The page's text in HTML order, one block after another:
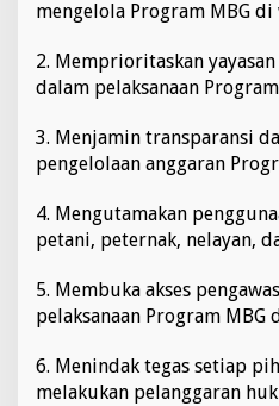
mengelola Program MBG
2. Memprioritaskan
dalam pelaksanaan
3. Menjamin transparansi
pengelolaan anggaran
4. Mengutamakan
petani, peternak, nelayan,
5. Membuka akses
pelaksanaan Program MBG
6. Menindak tegas setiap
melakukan pelanggaran